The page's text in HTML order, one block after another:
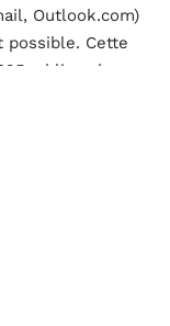
Outlook.com)
possible. Cette
oblige chaque